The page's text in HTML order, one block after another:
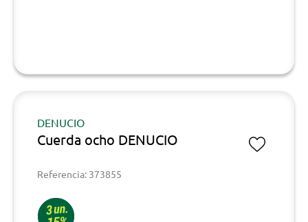
DENUCIO
Cuerda ocho DENUCIO
Referencia: 373855